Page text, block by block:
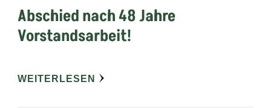
Abschied nach 48 Jahre
Vorstandsarbeit!
WEITERLESEN